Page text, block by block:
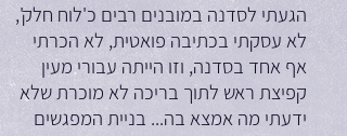
הגעתי לסדנה במובנים רבים כ'לוח חלק',
לא עסקתי בכתיבה פואטית, לא הכרתי
אף אחד בסדנה, וזו הייתה עבורי מעין
קפיצת ראש לתוך בריכה לא מוכרת שלא
ידעתי מה אמצא בה... בניית המפגשים